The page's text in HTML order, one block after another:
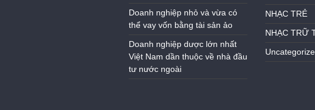
Doanh nghiệp nhỏ và vừa có
thể vay vốn bằng tài sản ảo
Doanh nghiệp dược lớn nhất
Việt Nam dần thuộc về nhà đầu
tư nước ngoài
NHẠC TRẺ
NHẠC TRỮ